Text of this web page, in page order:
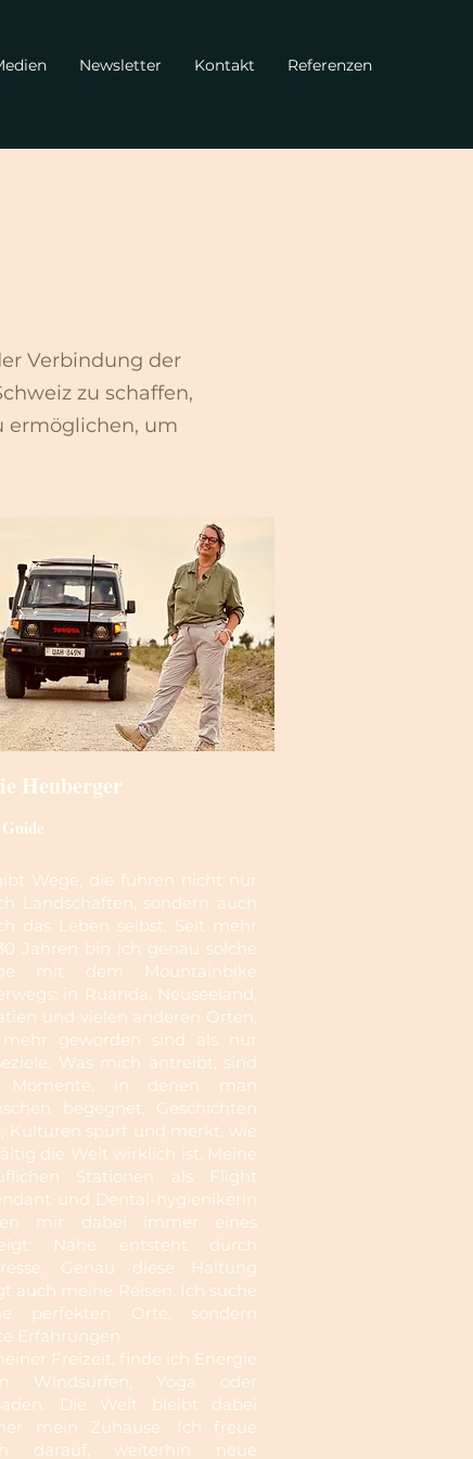
Newsletter Kontakt Referenzen
Verbindung der
zu schaffen,
ermöglichen, um
Heuberger
Wege, die führen nicht nur
Landschaften, sondern auch
das Leben selbst. Seit mehr
Jahren bin ich genau solche
mit dem Mountainbike
in Ruanda, Neuseeland,
und vielen anderen Orten,
geworden sind als nur
Was mich antreibt, sind
Momente, in denen man
begegnet, Geschichten
Kulturen spürt und merkt, wie
die Welt wirklich ist. Meine
Stationen als Flight
und Dental-hygienikerin
mir dabei immer eines
Nähe entsteht durch
Genau diese Haltung
auch meine Reisen. Ich suche
perfekten Orte, sondern
Erfahrungen.
Freizeit, finde ich Energie
Windsurfen, Yoga oder
Die Welt bleibt dabei
mein Zuhause. Ich freue
darauf, weiterhin neue